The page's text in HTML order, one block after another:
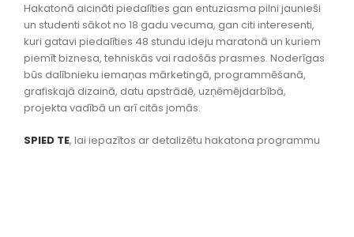
Hakatonā aicināti piedalīties gan entuziasma pilni jaunieši
un studenti sākot no 18 gadu vecuma, gan citi interesenti,
kuri gatavi piedalīties 48 stundu ideju maratonā un kuriem
piemīt biznesa, tehniskās vai radošās prasmes. Noderīgas
būs dalībnieku iemaņas mārketingā, programmēšanā,
grafiskajā dizainā, datu apstrādē, uzņēmējdarbībā,
projekta vadībā un arī citās jomās.
SPIED TE, lai iepazītos ar detalizētu hakatona programmu